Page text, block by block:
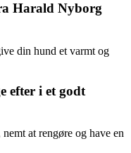
Harald Nyborg
din hund et varmt og
efter i et godt
at rengøre og have en